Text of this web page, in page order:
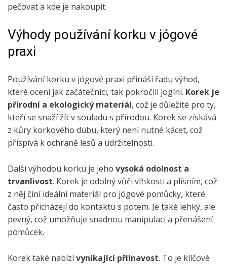
pečovat a kde je nakoupit.
Výhody používání korku v jógové
praxi
Používání korku v jógové praxi přináší řadu výhod,
které ocení jak začátečníci, tak pokročilí jogíni. Korek je
přírodní a ekologický materiál, což je důležité pro ty,
kteří se snaží žít v souladu s přírodou. Korek se získává
z kůry korkového dubu, který není nutné kácet, což
přispívá k ochraně lesů a udržitelnosti.
Další výhodou korku je jeho vysoká odolnost a
trvanlivost. Korek je odolný vůči vlhkosti a plísním, což
z něj činí ideální materiál pro jógové pomůcky, které
často přicházejí do kontaktu s potem. Je také lehký, ale
pevný, což umožňuje snadnou manipulaci a přenášení
pomůcek.
Korek také nabízívynikající přilnavost. To je klíčové